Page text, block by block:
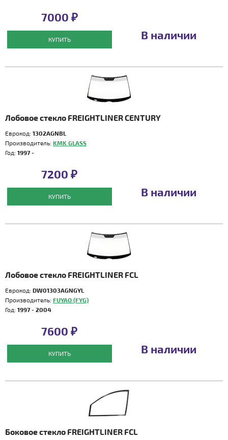
7000 ₽
КУПИТЬ В наличии
Лобовое стекло FREIGHTLINER CENTURY
Еврокод: 1302AGNBL
Производитель: KMK GLASS
Год: 1997 -
7200 ₽
КУПИТЬ В наличии
Лобовое стекло FREIGHTLINER FCL
Еврокод: DW01303AGNGYL
Производитель: FUYAO (FYG)
Год: 1997 - 2004
7600 ₽
КУПИТЬ В наличии
Боковое стекло FREIGHTLINER FCL